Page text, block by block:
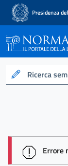
Presidenza
Ricerca
Errore